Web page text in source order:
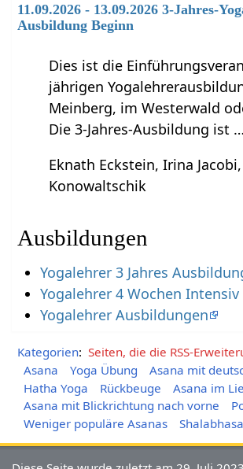
11.09.2026 - 13.09.2026 3-Jahres-
Ausbildung Beginn
Dies ist die
jährigen
Meinberg, im Westerwald
Die 3-Jahres-Ausbildung ist …
Eknath Eckstein, Irina
Konowaltschik
Ausbildungen
Yogalehrer 3 Jahres
Yogalehrer 4 Wochen
Yogalehrer Ausbildungen
Kategorien: Seiten, die die RSS-
Asana
Yoga Übung
Asana mit
Hatha Yoga
Rückbeuge
Asana im
Asana mit Blickrichtung nach vorne
Weniger populäre Asanas